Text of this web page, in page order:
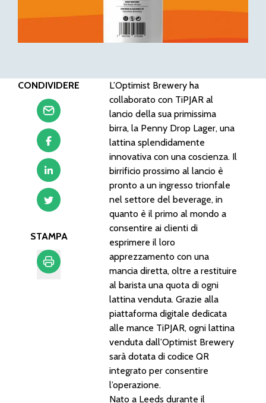
CONDIVIDERE
STAMPA
L’Optimist Brewery ha
collaborato con TiPJAR al
lancio della sua primissima
birra, la Penny Drop Lager, una
lattina splendidamente
innovativa con una coscienza. Il
birrificio prossimo al lancio è
pronto a un ingresso trionfale
nel settore del beverage, in
quanto è il primo al mondo a
consentire ai clienti di
esprimere il loro
apprezzamento con una
mancia diretta, oltre a restituire
al barista una quota di ogni
lattina venduta. Grazie alla
piattaforma digitale dedicata
alle mance TiPJAR, ogni lattina
venduta dall’Optimist Brewery
sarà dotata di codice QR
integrato per consentire
l’operazione.
Nato a Leeds durante il